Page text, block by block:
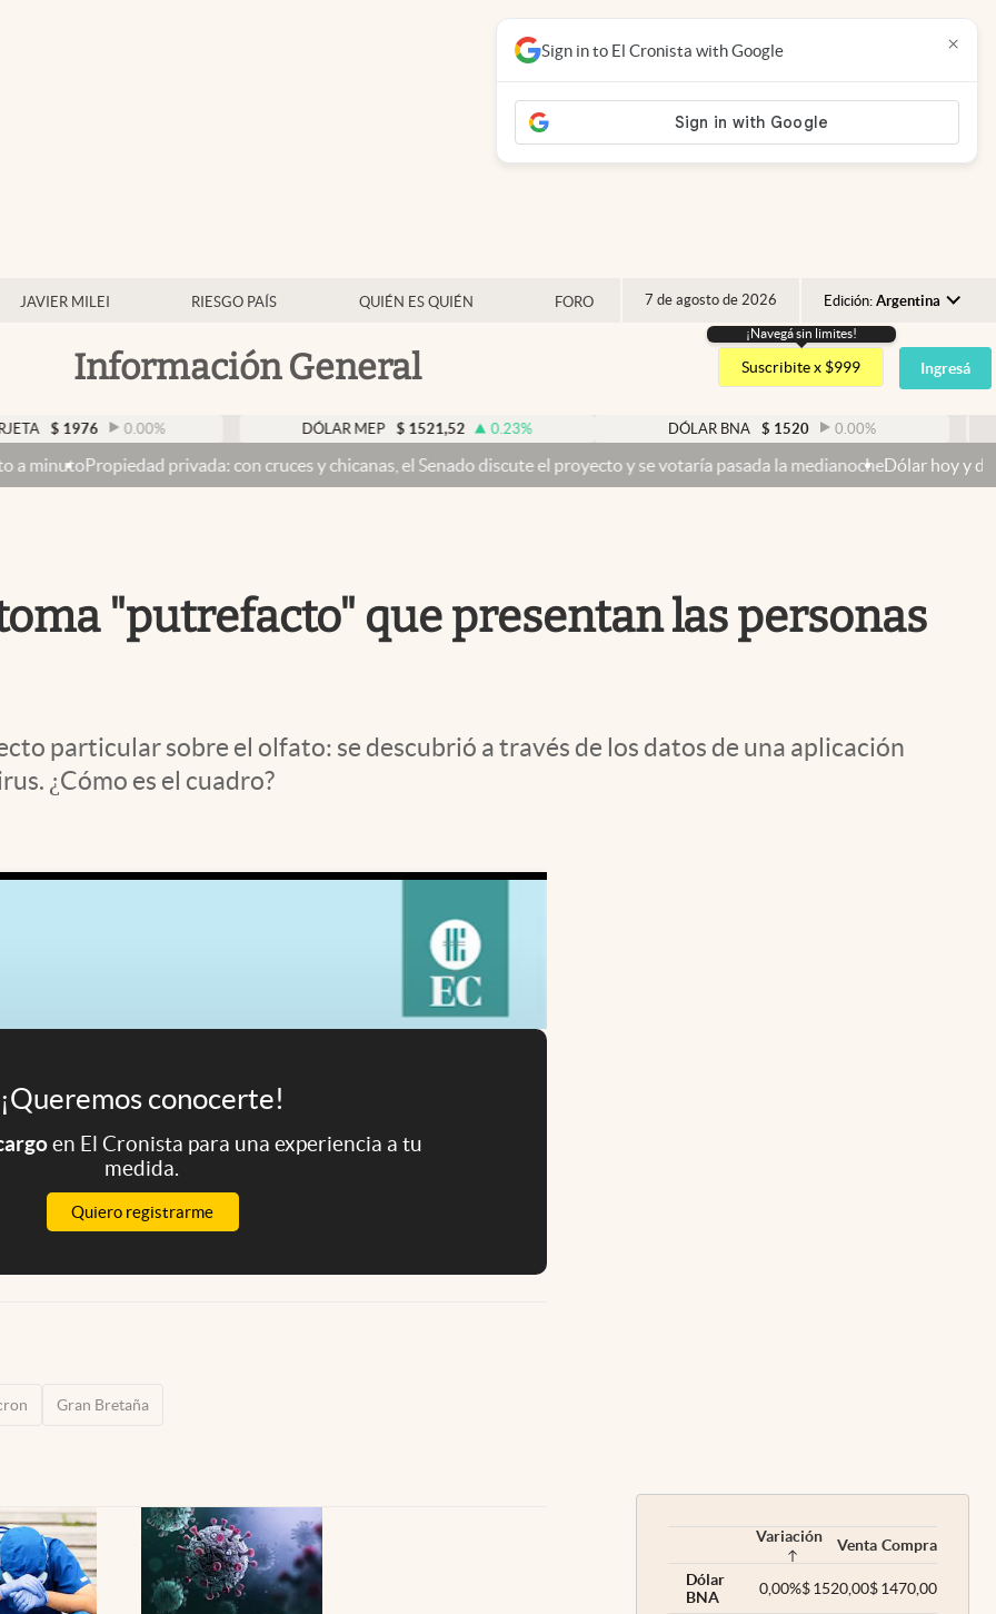
JAVIER MILEI RIESGO PAÍS QUIÉN ES QUIÉN FORO 7 de agosto de 2026 Edición: Argentina
Argentina
España
USA
Información General
¡Navegá sin limites!
Suscribite x $999 Ingresá
1976 0.00% DÓLAR MEP $ 1521,52 0.23% DÓLAR BNA $ 1520 0.00%
privada: con cruces y chicanas, el Senado discute el proyecto y se votaría pasada la medianoche Dólar hoy y dólar blue
Sign in to El Cronista with Google ×
"putrefacto" que presentan las personas
particular sobre el olfato: se descubrió a través de los datos de una aplicación
¿Cómo es el cuadro?
¡Queremos conocerte!
en El Cronista para una experiencia a tu
medida.
Quiero registrarme
Gran Bretaña
Variación Venta Compra
Dólar
BNA
0,00%$1520,00$1470,00